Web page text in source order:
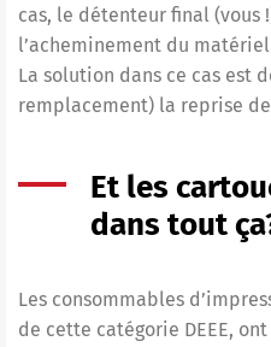
cas, le détenteur final (vous
l’acheminement du
La solution dans ce cas est
remplacement) la reprise
Et les
dans tout
Les consommables
de cette catégorie DEEE,